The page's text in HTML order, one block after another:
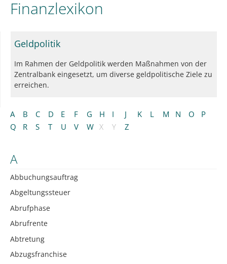
Finanzlexikon
A B C D E F G H I J K L M N O
P
Q
R S T U V W X Y Z
A
Abbuchungsauftrag
Abgeltungssteuer
Abrufphase
Abrufrente
Abtretung
Abzugsfranchise
Geldpolitik
Im Rahmen der Geldpolitik werden Maßnahmen von der
Zentralbank eingesetzt, um diverse geldpolitische Ziele zu
erreichen.